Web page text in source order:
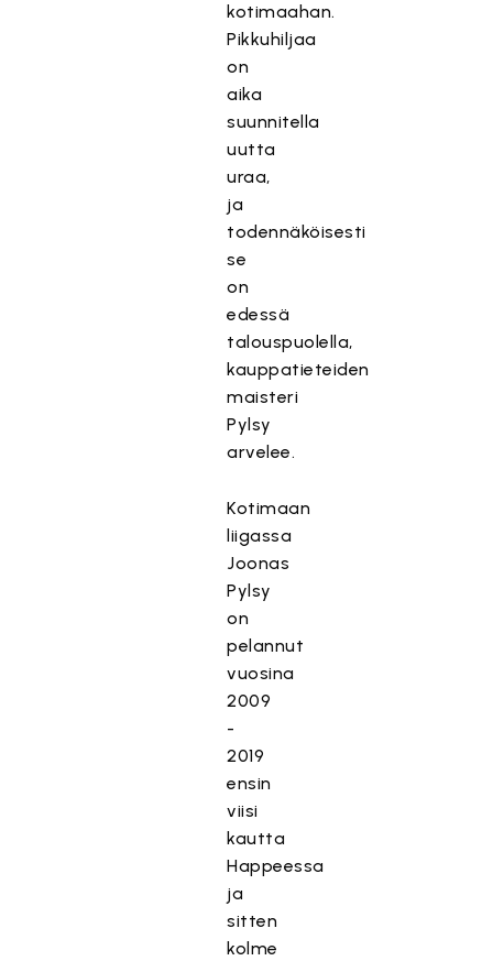
kotimaahan.
Pikkuhiljaa
on
aika
suunnitella
uutta
uraa,
ja
todennäköisesti
se
on
edessä
talouspuolella,
kauppatieteiden
maisteri
Pylsy
arvelee.
Kotimaan
liigassa
Joonas
Pylsy
on
pelannut
vuosina
2009
-
2019
ensin
viisi
kautta
Happeessa
ja
sitten
kolme